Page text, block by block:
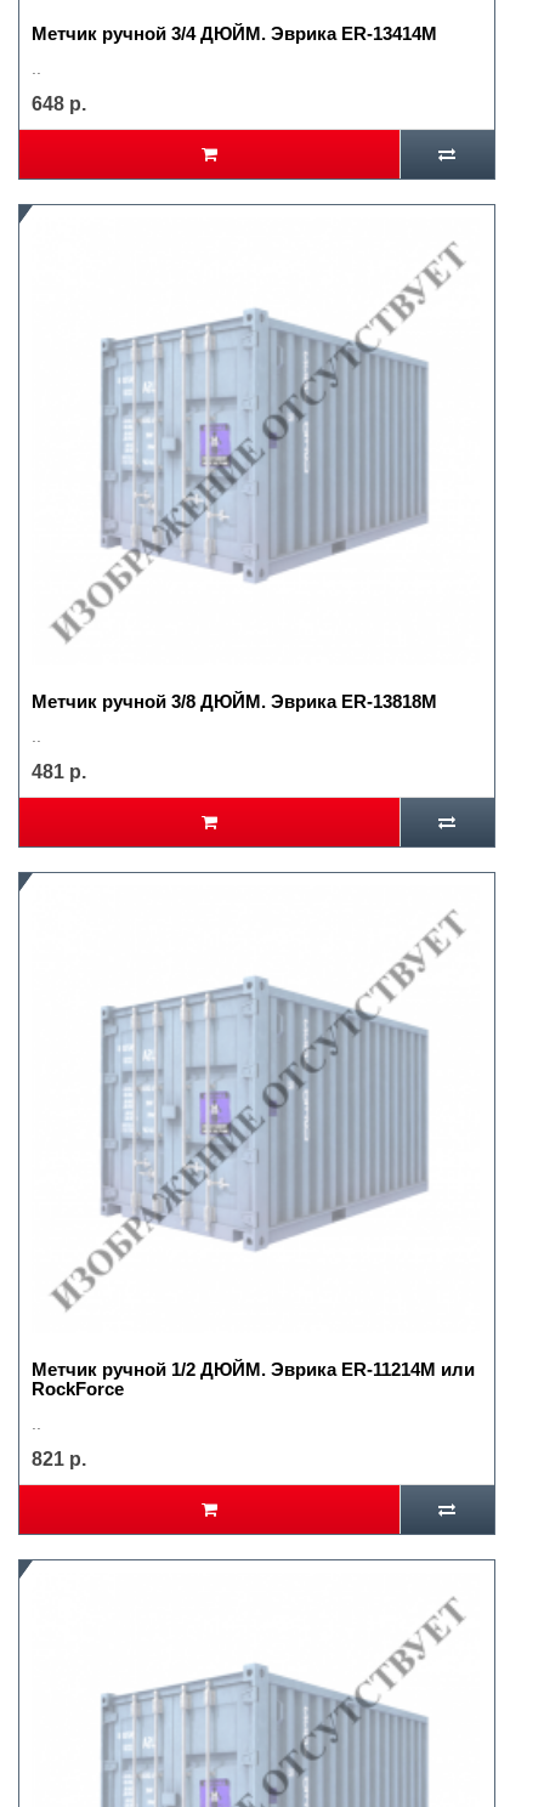
Метчик ручной 3/4 ДЮЙМ. Эврика ER-13414M
648 р.
Метчик ручной 3/8 ДЮЙМ. Эврика ER-13818M
481 р.
Метчик ручной 1/2 ДЮЙМ. Эврика ER-11214M или
RockForce
821 р.